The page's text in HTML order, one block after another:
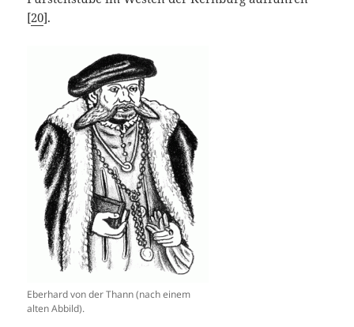
[20].
Eberhard von der Thann (nach einem
alten Abbild).